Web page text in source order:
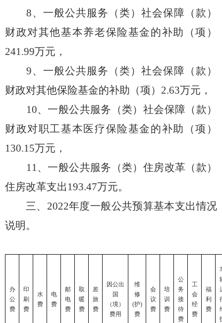
8、一般公共服务（类）社会保障（款）
财政对其他基本养老保险基金的补助（项）
241.99万元，
9、一般公共服务（类）社会保障（款）
财政对其他保险基金的补助（项） 2.63万元，
10、一般公共服务（类）社会保障（款）
财政对职工基本医疗保险基金的补助（项）
130.15万元 ，
11、一般公共服务 （类） 住房改革（款）
住房改革支出 193.47万元。
三、 2022年度一般公共预算基本支出情况
说明。
办
公
费
印
刷
费
水
费
电
费
邮
电
费
取
暖
费
差
旅
费
因公出
国
（境）
费用
维
修
(护)
费
会
议
费
培
训
费
公
务
接
待
费
工
会
经
费
福
利
费